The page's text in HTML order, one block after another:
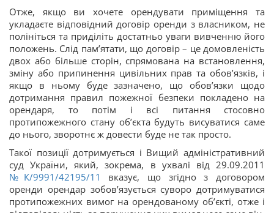
Отже, якщо ви хочете орендувати приміщення та
укладаєте відповідний договір оренди з власником, не
полініться та приділіть достатньо уваги вивченню його
положень. Слід пам’ятати, що договір – це домовленість
двох або більше сторін, спрямована на встановлення,
зміну або припинення цивільних прав та обов’язків, і
якщо в ньому буде зазначено, що обов’язки щодо
дотримання правил пожежної безпеки покладено на
орендаря, то потім і всі питання стосовно
протипожежного стану об’єкта будуть висуватися саме
до нього, зворотнє ж довести буде не так просто.
Такої позиції дотримується і Вищий адміністративний
суд України, який, зокрема, в ухвалі від 29.09.2011
№К/9991/42195/11
вказує, що згідно з договором
оренди орендар зобов’язується суворо дотримуватися
протипожежних вимог на орендованому об’єкті, отже і